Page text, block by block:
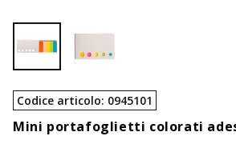
Codice articolo: 0945101
Mini portafoglietti colorati